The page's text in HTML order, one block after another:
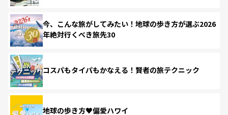
今、こんな旅がしてみたい！地球の歩き方が選ぶ2026
年絶対行くべき旅先30
コスパもタイパもかなえる！賢者の旅テクニック
地球の歩き方♥偏愛ハワイ